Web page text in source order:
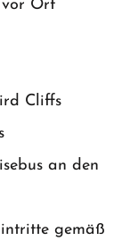
vor Ort
Cliffs
an den
gemäß